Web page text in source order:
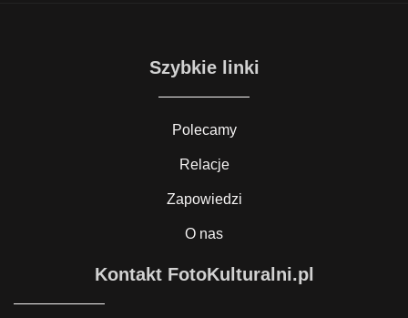
Szybkie linki
Polecamy
Relacje
Zapowiedzi
O nas
Kontakt FotoKulturalni.pl